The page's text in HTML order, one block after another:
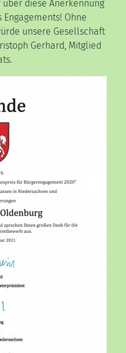
über diese Anerkennung
Ohne
unsere Gesellschaft
Gerhard, Mitglied